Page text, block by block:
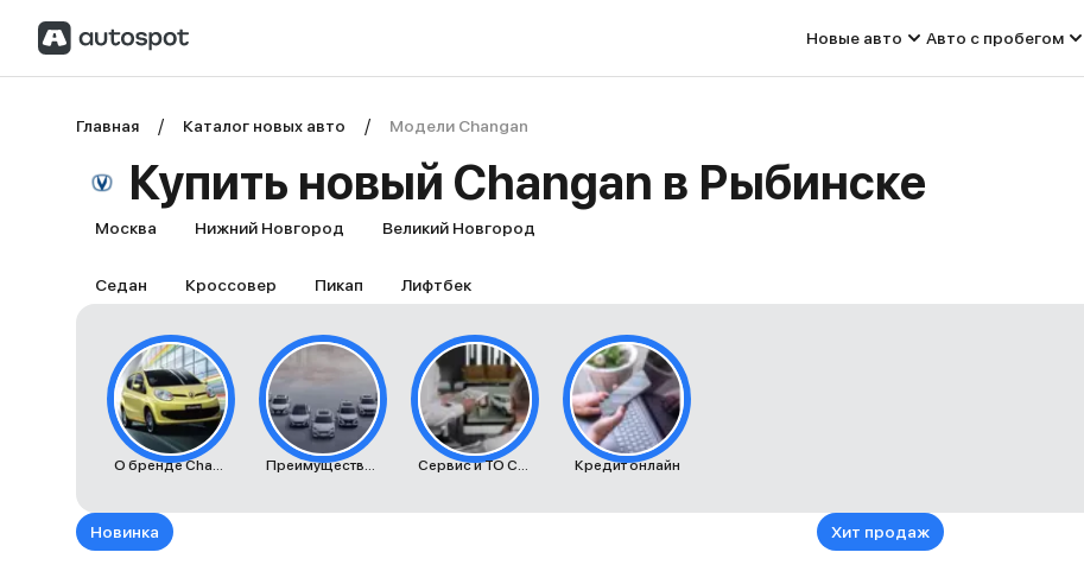
Новые авто Авто с пробегом
Главная Каталог новых авто Модели Changan
Купить новый Changan в Рыбинске
Москва Нижний Новгород Великий Новгород
Седан Кроссовер Пикап Лифтбек
О бренде Changan Преимущества автомобилей Changan Сервис и ТО Changan Кредит онлайн
Новинка Хит продаж